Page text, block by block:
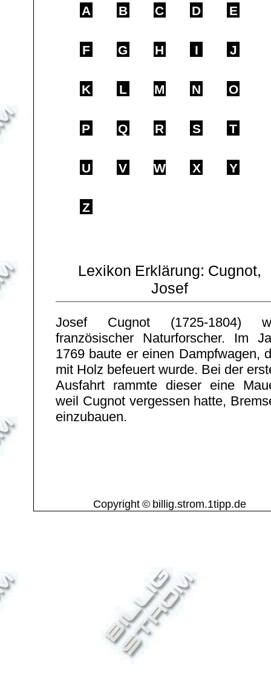
A B C D E
F G H I J
K L M N O
P Q R S T
U V W X Y
Z
Lexikon Erklärung: Cugnot,
Josef
Josef Cugnot (1725-1804)
französischer Naturforscher. Im
1769 baute er einen Dampfwagen,
mit Holz befeuert wurde. Bei der
Ausfahrt rammte dieser eine
weil Cugnot vergessen hatte,
einzubauen.
Copyright © billig.strom.1tipp.de